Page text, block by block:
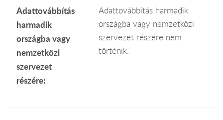
Adattovábbítás
harmadik
országba vagy
nemzetközi
szervezet
részére:
Adattovábbítás harmadik
országba vagy nemzetközi
szervezet részére nem
történik.